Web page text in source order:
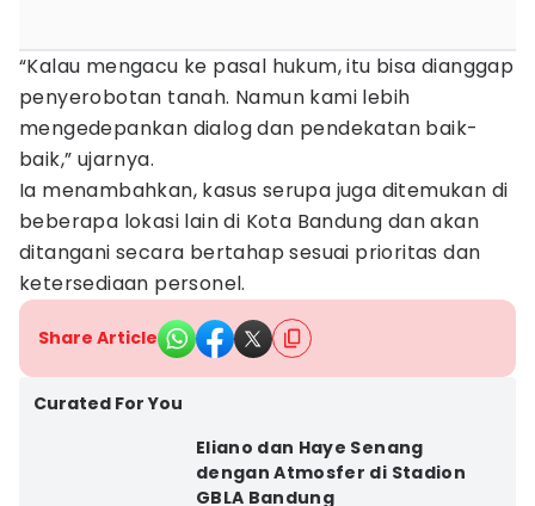
“Kalau mengacu ke pasal hukum, itu bisa dianggap
penyerobotan tanah. Namun kami lebih
mengedepankan dialog dan pendekatan baik-
baik,” ujarnya.
Ia menambahkan, kasus serupa juga ditemukan di
beberapa lokasi lain di Kota Bandung dan akan
ditangani secara bertahap sesuai prioritas dan
ketersediaan personel.
Share Article
Curated For You
Eliano dan Haye Senang
dengan Atmosfer di Stadion
GBLA Bandung